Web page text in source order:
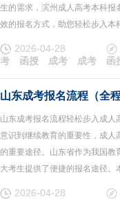
生的需求，滨州成人高考本科报
效的报名方式，助您轻松步入本
2026-04-28
考
函授 成考 成考 函
山东成考报名流程（全程
山东成考报名流程轻松步入成人
意识到继续教育的重要性，成人
的重要途径。山东省作为我国
大考生提供了便捷的报名途径。
2026-04-28